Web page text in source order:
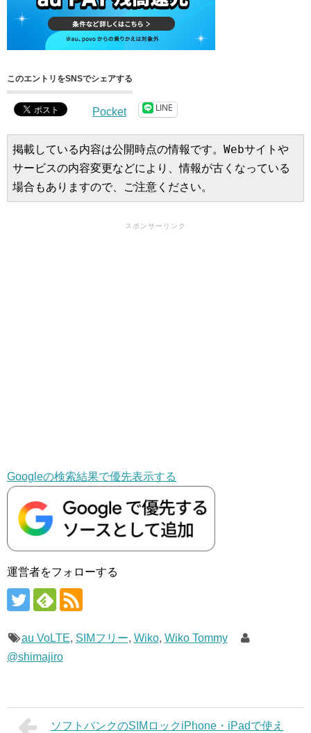
このエントリをSNSでシェアする
Pocket LINE
掲載している内容は公開時点の情報です。Webサイトや
サービスの内容変更などにより、情報が古くなっている
場合もありますので、ご注意ください。
スポンサーリンク
Googleの検索結果で優先表示する
運営者をフォローする
au VoLTE, SIMフリー, Wiko, Wiko Tommy
@shimajiro
ソフトバンクのSIMロックiPhone・iPadで使え